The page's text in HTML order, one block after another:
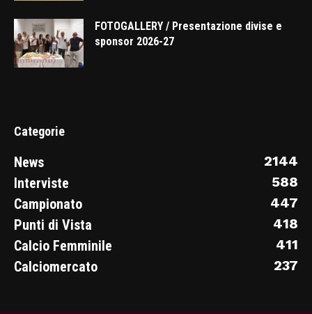
FOTOGALLERY / Presentazione divise e
sponsor 2026-27
Categorie
News
2144
Interviste
588
Campionato
447
Punti di Vista
418
Calcio Femminile
411
Calciomercato
237